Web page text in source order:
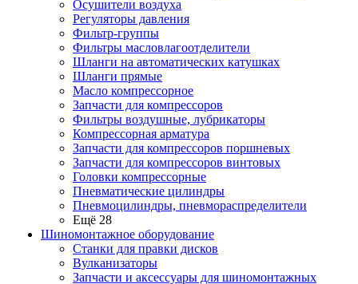
Осушители воздуха
Регуляторы давления
Фильтр-группы
Фильтры масловлагоотделители
Шланги на автоматических катушках
Шланги прямые
Масло компрессорное
Запчасти для компрессоров
Фильтры воздушные, лубрикаторы
Компрессорная арматура
Запчасти для компрессоров поршневых
Запчасти для компрессоров винтовых
Головки компрессорные
Пневматические цилиндры
Пневмоцилиндры, пневмораспределители
Ещё 28
Шиномонтажное оборудование
Станки для правки дисков
Вулканизаторы
Запчасти и аксессуары для шиномонтажных